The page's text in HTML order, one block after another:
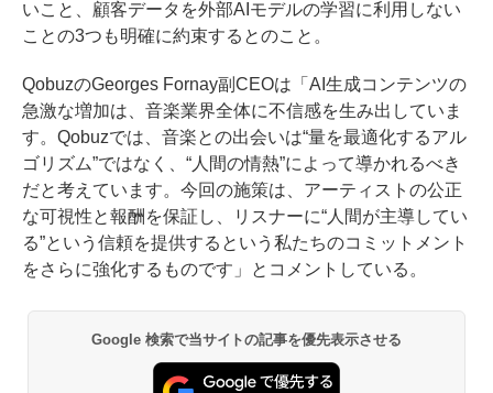
いこと、顧客データを外部AIモデルの学習に利用しない
ことの3つも明確に約束するとのこと。
QobuzのGeorges Fornay副CEOは「AI生成コンテンツの
急激な増加は、音楽業界全体に不信感を生み出していま
す。Qobuzでは、音楽との出会いは“量を最適化するアル
ゴリズム”ではなく、“人間の情熱”によって導かれるべき
だと考えています。今回の施策は、アーティストの公正
な可視性と報酬を保証し、リスナーに“人間が主導してい
る”という信頼を提供するという私たちのコミットメント
をさらに強化するものです」とコメントしている。
Google 検索で当サイトの記事を優先表示させる